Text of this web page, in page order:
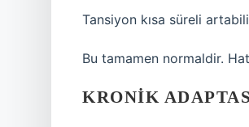
Tansiyon kısa süreli
Bu tamamen normaldir.
KRONIK